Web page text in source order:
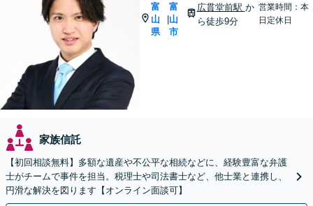
富
山
県
富
山
市
広貫堂前駅 か
ら徒歩9分
営業時間：本
日定休日
家族信託
【初回相談無料】多額な遺産や不公平な相続などに、経験豊富な弁護
士がチームで事件を担当。税理士や司法書士など、他士業と連携し、
円滑な解決を図ります【オンライン面談可】